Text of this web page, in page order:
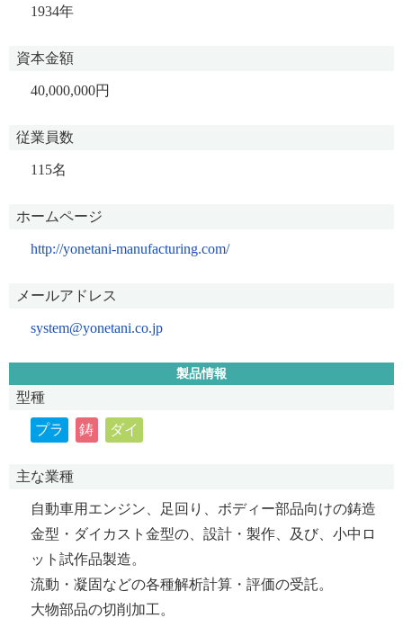
1934年
資本金額
40,000,000円
従業員数
115名
ホームページ
http://yonetani-manufacturing.com/
メールアドレス
system@yonetani.co.jp
製品情報
型種
プラ 鋳 ダイ
主な業種
自動車用エンジン、足回り、ボディー部品向けの鋳造
金型・ダイカスト金型の、設計・製作、及び、小中ロ
ット試作品製造。
流動・凝固などの各種解析計算・評価の受託。
大物部品の切削加工。